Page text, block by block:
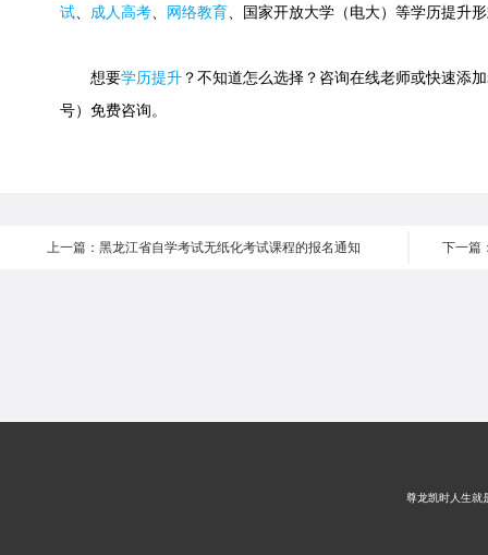
试、 成人高考、 网络教育、国家开放大学（电大）等学历提升
想要学历提升 ？不知道怎么选择？咨询在线老师或快速添
号）免费咨询。
上一篇：黑龙江省自学考试无纸化考试课程的报名通知
尊龙凯时人生就